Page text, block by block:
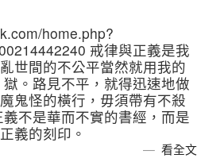
home.php?
戒律與正義是我
世間的不公平當然就用我的
。路見不平，就得迅速地做
鬼怪的橫行，毋須帶有不殺
不是華而不實的書經，而是
義的刻印。
看全文